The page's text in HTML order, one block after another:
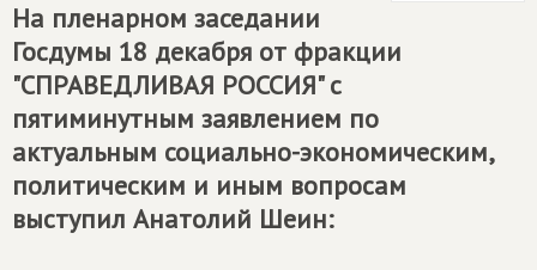
На пленарном заседании
Госдумы 18 декабря от фракции
"СПРАВЕДЛИВАЯ РОССИЯ" с
пятиминутным заявлением по
актуальным социально-экономическим,
политическим и иным вопросам
выступил Анатолий Шеин: